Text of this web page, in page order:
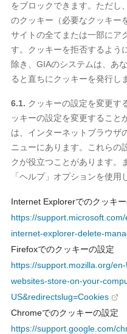
をブロックできます。ただし
のクッキー（必要なクッキー
サイトの全てまたは一部にア
す。クッキーを拒否するよう
除き、GIAのシステムは、あ
ると直ちにクッキーを発行し
6.1. クッキーの設定を変更す
ッキーの設定を変更すること
は、インターネットブラウザ
ニューにあります。これらの
クが役立つことがあります。
「ヘルプ」オプションを使用
Internet Explorerでのクッキ
https://
internet-explorer-delete-
Firefoxでのクッキーの設定
https://support.mozilla.org/
websites-store-on-your-
US&redirectslug=Cookies
Chromeでのクッキーの設定
https://support.google.com/